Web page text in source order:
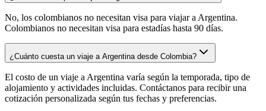
No, los colombianos no necesitan visa para viajar a Argentina.
Colombianos no necesitan visa para estadías hasta 90 días.
¿Cuánto cuesta un viaje a Argentina desde Colombia?
El costo de un viaje a Argentina varía según la temporada, tipo de
alojamiento y actividades incluidas. Contáctanos para recibir una
cotización personalizada según tus fechas y preferencias.